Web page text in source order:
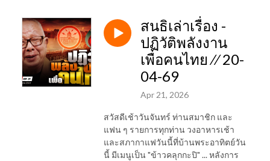
สนธิเล่าเรื่อง -
ปฏิวัติพลังงาน
เพื่อคนไทย ⁄⁄ 20-
04-69
Apr 21, 2026
สวัสดีเช้าวันจันทร์ ท่านสมาชิก และ
แฟน ๆ รายการทุกท่าน วงอาหารเช้า
และสภากาแฟวันนี้ที่บ้านพระอาทิตย์วัน
นี้ มีเมนูเป็น "ข้าวคลุกกะปิ" ... หลังการ